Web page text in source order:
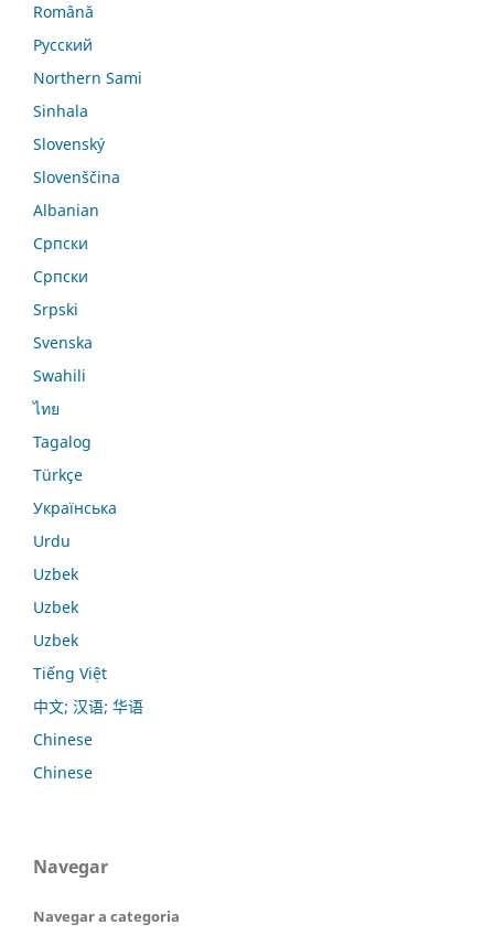
Română
Русский
Northern Sami
Sinhala
Slovenský
Slovenščina
Albanian
Српски
Српски
Srpski
Svenska
Swahili
ไทย
Tagalog
Türkçe
Українська
Urdu
Uzbek
Uzbek
Uzbek
Tiếng Việt
中文; 汉语; 华语
Chinese
Chinese
Navegar
Navegar a categoria